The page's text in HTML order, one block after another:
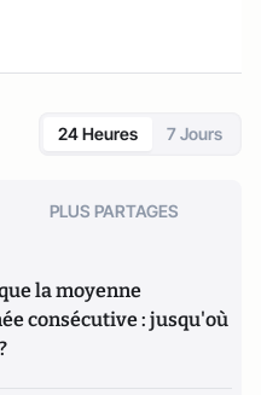
ce malade imaginaire"
24 Heures 7 Jours
PLUS PARTAGES
la moyenne
consécutive : jusqu'où